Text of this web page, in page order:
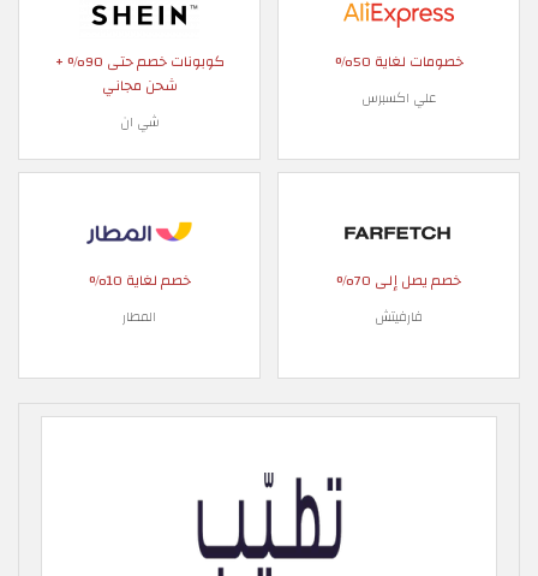
خصومات لغاية 50%
علي اكسبرس
كوبونات خصم حتى 90% +
شحن مجاني
شي ان
خصم يصل إلى 70%
فارفيتش
خصم لغاية 10%
المطار